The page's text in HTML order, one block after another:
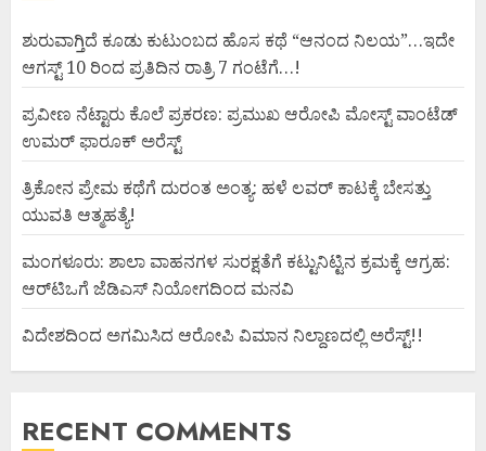
ಶುರುವಾಗ್ತಿದೆ ಕೂಡು ಕುಟುಂಬದ ಹೊಸ ಕಥೆ “ಆನಂದ ನಿಲಯ”…ಇದೇ
ಆಗಸ್ಟ್ 10 ರಿಂದ ಪ್ರತಿದಿನ ರಾತ್ರಿ 7 ಗಂಟೆಗೆ…!
ಪ್ರವೀಣ ನೆಟ್ಟಾರು ಕೊಲೆ ಪ್ರಕರಣ: ಪ್ರಮುಖ ಆರೋಪಿ ಮೋಸ್ಟ್ ವಾಂಟೆಡ್
ಉಮರ್ ಫಾರೂಕ್ ಅರೆಸ್ಟ್
ತ್ರಿಕೋನ ಪ್ರೇಮ ಕಥೆಗೆ ದುರಂತ ಅಂತ್ಯ: ಹಳೆ ಲವರ್ ಕಾಟಕ್ಕೆ ಬೇಸತ್ತು
ಯುವತಿ ಆತ್ಮಹತ್ಯೆ!
ಮಂಗಳೂರು: ಶಾಲಾ ವಾಹನಗಳ ಸುರಕ್ಷತೆಗೆ ಕಟ್ಟುನಿಟ್ಟಿನ ಕ್ರಮಕ್ಕೆ ಆಗ್ರಹ:
ಆರ್‌ಟಿಒಗೆ ಜೆಡಿಎಸ್ ನಿಯೋಗದಿಂದ ಮನವಿ
ವಿದೇಶದಿಂದ ಅಗಮಿಸಿದ ಆರೋಪಿ ವಿಮಾನ ನಿಲ್ದಾಣದಲ್ಲಿ ಅರೆಸ್ಟ್‌!!
RECENT COMMENTS